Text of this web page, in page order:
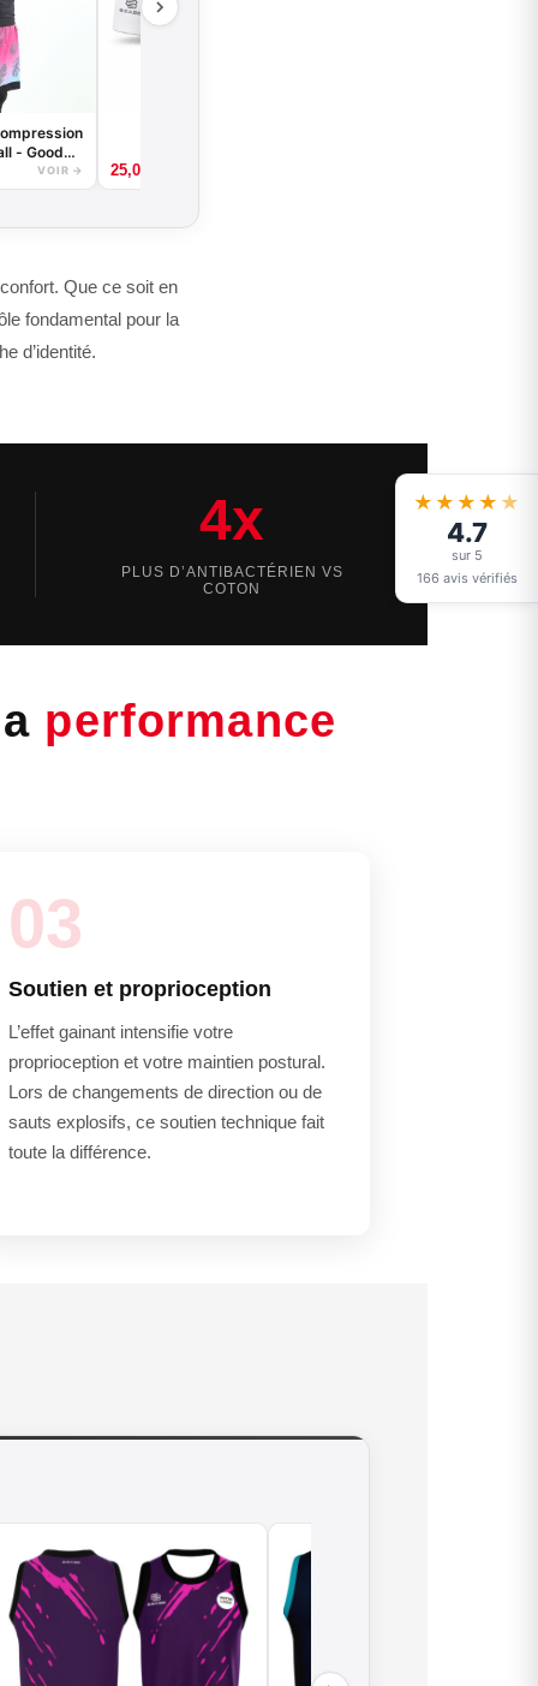
- Good
ou Blanc
VOIR →
25,00
Que ce soit en
fondamental pour la
d’identité.
4x
PLUS D’ANTIBACTÉRIEN VS
COTON
performance
03
Soutien et proprioception
L’effet gainant intensifie votre
proprioception et votre maintien postural.
Lors de changements de direction ou de
sauts explosifs, ce soutien technique fait
toute la différence.
★★★★ ★
4.7
sur 5
166 avis vérifiés